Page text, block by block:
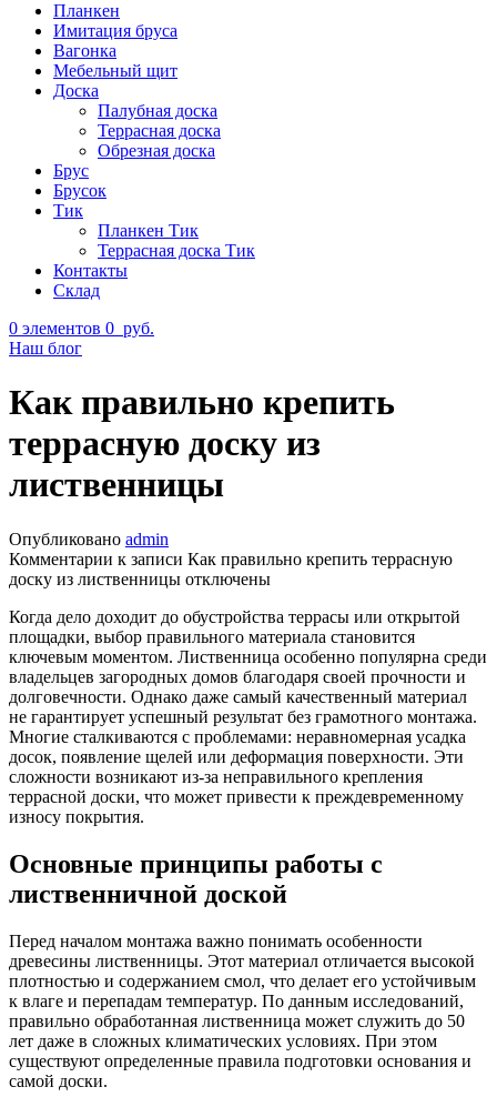
Планкен
Имитация бруса
Вагонка
Мебельный щит
Доска
Палубная доска
Террасная доска
Обрезная доска
Брус
Брусок
Тик
Планкен Тик
Террасная доска Тик
Контакты
Склад
0 элементов 0 руб.
Наш блог
Как правильно крепить
террасную доску из
лиственницы
Опубликовано admin
Комментарии к записи Как правильно крепить террасную
доску из лиственницы отключены
Когда дело доходит до обустройства террасы или открытой
площадки, выбор правильного материала становится
ключевым моментом. Лиственница особенно популярна среди
владельцев загородных домов благодаря своей прочности и
долговечности. Однако даже самый качественный материал
не гарантирует успешный результат без грамотного монтажа.
Многие сталкиваются с проблемами: неравномерная усадка
досок, появление щелей или деформация поверхности. Эти
сложности возникают из-за неправильного крепления
террасной доски, что может привести к преждевременному
износу покрытия.
Основные принципы работы с
лиственничной доской
Перед началом монтажа важно понимать особенности
древесины лиственницы. Этот материал отличается высокой
плотностью и содержанием смол, что делает его устойчивым
к влаге и перепадам температур. По данным исследований,
правильно обработанная лиственница может служить до 50
лет даже в сложных климатических условиях. При этом
существуют определенные правила подготовки основания и
самой доски.